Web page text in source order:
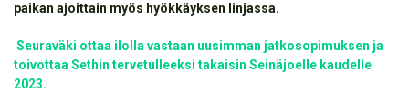
paikan ajoittain myös hyökkäyksen linjassa.
Seuraväki ottaa ilolla vastaan uusimman jatkosopimuksen ja
toivottaa Sethin tervetulleeksi takaisin Seinäjoelle kaudelle
2023.